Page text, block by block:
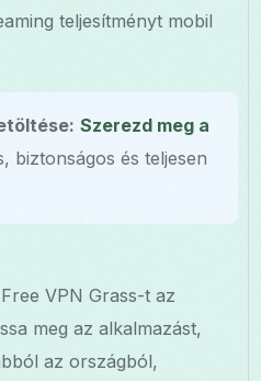
teljesítményt mobil
Szerezd meg a
biztonságos és teljesen
VPN Grass-t az
meg az alkalmazást,
az országból,